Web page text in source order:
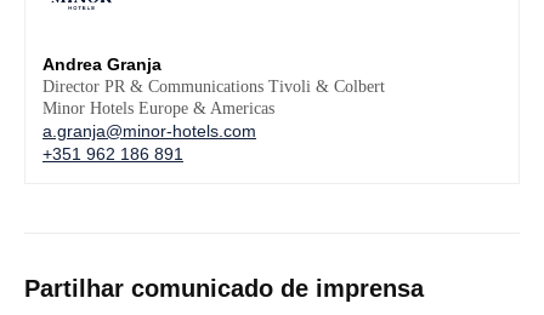
Andrea Granja
Director PR & Communications Tivoli & Colbert
Minor Hotels Europe & Americas
a.granja@minor-hotels.com
+351 962 186 891
Partilhar comunicado de imprensa